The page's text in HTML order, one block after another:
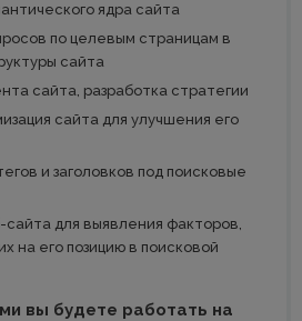
ядра сайта
по целевым страницам в
сайта
сайта, разработка стратегии
сайта для улучшения его
и заголовков под поисковые
для выявления факторов,
на его позицию в поисковой
вы будете работать на